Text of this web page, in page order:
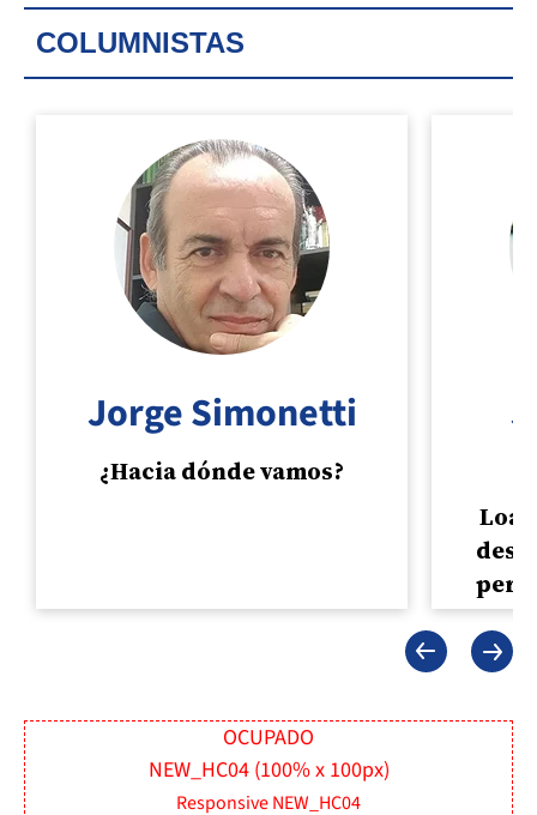
COLUMNISTAS
Jorge Simonetti
¿Hacia dónde vamos?
OCUPADO
NEW_HC04 (100% x 100px)
Responsive NEW_HC04